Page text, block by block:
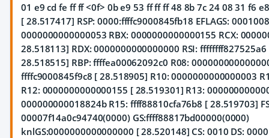
01 e9 cd fe ff ff <0f> 0b e9 53 ff ff ff 48 8b 7c 24 08 31 f6
[ 28.517417] RSP: 0000:ffffc9000845fb18 EFLAGS:
0000000000000053 RBX: 0000000000000155 RCX:
28.518113] RDX: 0000000000000000 RSI:
28.518515] RBP: ffffea00062092c0 R08:
ffffc9000845f9c8 [ 28.518905] R10: 0000000000000003
R12: 0000000000000155 [ 28.519301] R13:
000000000018824b R15: ffff88810cfa76b8 [ 28.519703]
00007f14a0c94740(0000) GS:ffff88817bd00000(0000)
knlGS:0000000000000000 [ 28.520148] CS: 0010 DS: 0000